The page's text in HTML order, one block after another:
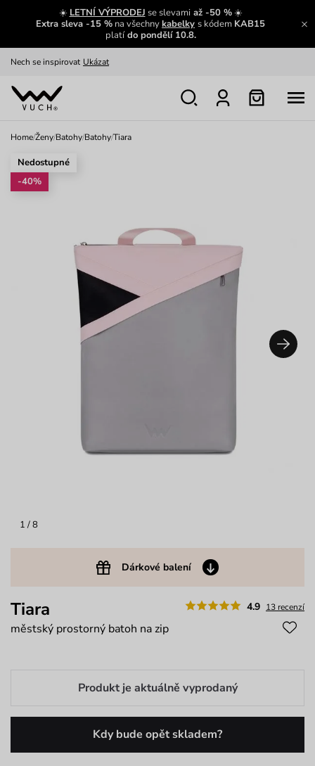
☀️ LETNÍ VÝPRODEJ se slevamiaž -50 %☀️
Extra sleva -15 % na všechnykabelky s kódem KAB15
platído pondělí 10.8.
Výměna a vrácení zdarma Zobrazit
Prohlédnout
Nech se inspirovat Ukázat
Home/Ženy/Batohy/Batohy/Tiara
1 / 8
Dárkové balení
Nedostupné
-40%
4.9 13 recenzí
Tiara
městský prostorný batoh na zip
Produkt je aktuálně vyprodaný
Kdy bude opět skladem?